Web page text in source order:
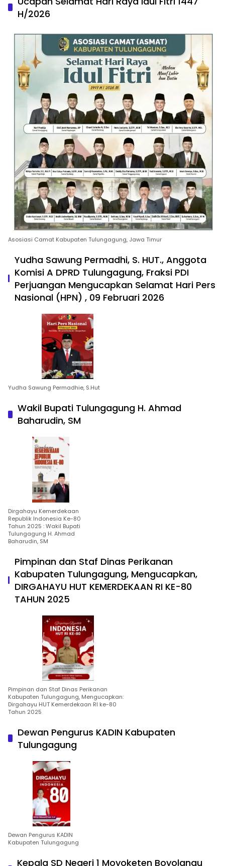
H/2026
Asosiasi Camat Kabupaten Tulungagung, Jawa Timur
Yudha Sawung Permadhi, S. HUT., Anggota
Komisi A DPRD Tulungagung, Fraksi PDI
Perjuangan Mengucapkan Selamat Hari Pers
Nasional (HPN) , 09 Februari 2026
Yudha Sawung Permadhie, S.Hut
Wakil Bupati Tulungagung H. Ahmad
Baharudin, SM
Dirgahayu Kemerdekaan
Republik Indonesia Ke-80
Tahun 2025 : Wakil Bupati
Tulungagung H. Ahmad
Baharudin, SM
Pimpinan dan Staf Dinas Perikanan
Kabupaten Tulungagung, Mengucapkan,
DIRGAHAYU HUT KEMERDEKAAN RI KE-80
TAHUN 2025
Pimpinan dan Staf Dinas Perikanan
Kabupaten Tulungagung, Mengucapkan:
Dirgahayu HUT Kemerdekaan RI ke-80
Tahun 2025
Dewan Pengurus KADIN Kabupaten
Tulungagung
Dewan Pengurus KADIN
Kabupaten Tulungagung
Kepala SD Negeri 1 Moyoketen Boyolangu